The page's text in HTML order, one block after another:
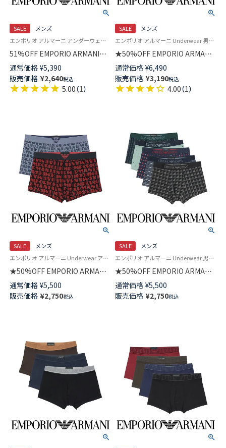
SALE
メンズ
エンポリオ アルマーニ アンダーウェア Underwear 男性 メンズ 下着 パンツ ブランド
51%OFF EMPORIO ARMANI
ALL OVER BOLD LOGO ボール
ド ロゴ ボクサーパンツ 前閉じ
メンズ 54045069
通常価格 ¥5,390
販売価格 ¥2,640税込
5.00（1）
SALE
メンズ
エンポリオ アルマーニ Underwear 男性 下着 パンツ アンダーウェア
★50%OFF EMPORIO ARMANI
ALL OVER MICROFIBER オール
オーバーマイクロファイバー
ボクサーブリーフパンツ
【S/M/L】 前閉じ EUサイズ メン
通常価格 ¥6,490
販売価格 ¥3,190税込
4.00（1）
SALE
メンズ
エンポリオ アルマーニ Underwear アンダーウェア 男性 紳士 下着
★50%OFF EMPORIO ARMANI
ALL OVER LOGO オールオーバ
ーロゴ ボクサーパンツ 【S/M/L】
前閉じ EUサイズ メンズ
通常価格 ¥5,500
販売価格 ¥2,750税込
SALE
メンズ
エンポリオ アルマーニ Underwear 男性 アンダーウェア下着 パンツ ブランド
★50%OFF EMPORIO ARMANI
ボクサーブリーフパンツ
【S/M/L】 前閉じ EUサイズ メン
ズ 54059942
通常価格 ¥5,500
販売価格 ¥2,750税込